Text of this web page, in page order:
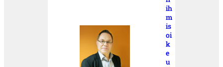
ih
m
is
oi
k
e
u